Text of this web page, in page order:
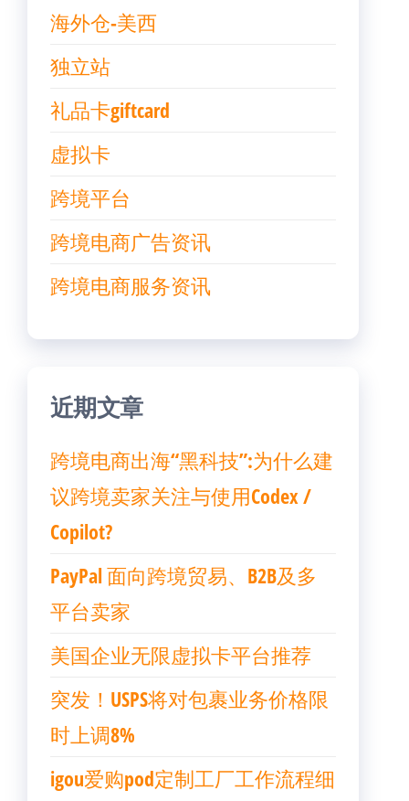
海外仓-美西
独立站
礼品卡giftcard
虚拟卡
跨境平台
跨境电商广告资讯
跨境电商服务资讯
近期文章
跨境电商出海“黑科技”:为什么建
议跨境卖家关注与使用Codex /
Copilot?
PayPal 面向跨境贸易、B2B及多
平台卖家
美国企业无限虚拟卡平台推荐
突发！USPS将对包裹业务价格限
时上调8%
igou爱购pod定制工厂工作流程细